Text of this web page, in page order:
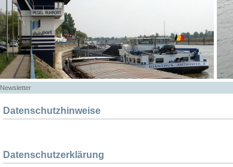
Newsletter
Datenschutzhinweise
Datenschutzerklärung